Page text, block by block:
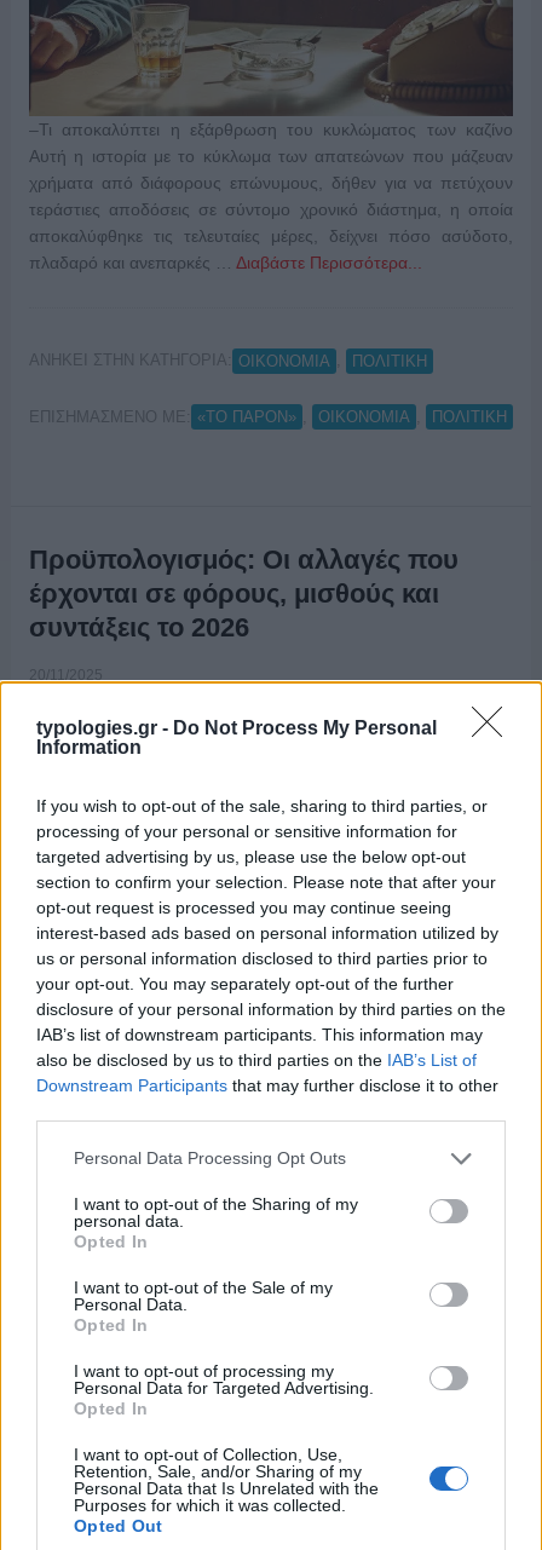
typologies.gr - Do Not Process My Personal
Information
If you wish to opt-out of the sale, sharing to third parties, or
processing of your personal or sensitive information for
targeted advertising by us, please use the below opt-out
section to confirm your selection. Please note that after your
opt-out request is processed you may continue seeing
interest-based ads based on personal information utilized by
us or personal information disclosed to third parties prior to
your opt-out. You may separately opt-out of the further
disclosure of your personal information by third parties on the
IAB’s list of downstream participants. This information may
also be disclosed by us to third parties on the IAB’s List of
Downstream Participants that may further disclose it to other
Please note that this website/app uses one or more Google
not limited to your visit or usage behaviour. You may click to
grant or deny consent to Google and its third-party tags to
use your data for below specified purposes in below Google
consent section.
Personal Data Processing Opt Outs
I want to opt-out of the Sharing of my
personal data.
Opted In
I want to opt-out of the Sale of my
Personal Data.
Opted In
I want to opt-out of processing my
Personal Data for Targeted Advertising.
Opted In
I want to opt-out of Collection, Use,
Retention, Sale, and/or Sharing of my
Personal Data that Is Unrelated with the
Purposes for which it was collected.
Opted Out
–Τι αποκαλύπτει η εξάρθρωση του κυκλώματος των καζίνο
Αυτή η ιστορία με το κύκλωμα των απατεώνων που μάζευαν
χρήματα από διάφορους επώνυμους, δήθεν για να πετύχουν
τεράστιες αποδόσεις σε σύντομο χρονικό διάστημα, η οποία
αποκαλύφθηκε τις τελευταίες μέρες, δείχνει πόσο ασύδοτο,
πλαδαρό και ανεπαρκές … Διαβάστε Περισσότερα...
ΑΝΗΚΕΙ ΣΤΗΝ ΚΑΤΗΓΟΡΙΑ: ΟΙΚΟΝΟΜΙΑ ΠΟΛΙΤΙΚΗ
ΕΠΙΣΗΜΑΣΜΕΝΟ ΜΕ: «ΤΟ ΠΑΡΟΝ» ΟΙΚΟΝΟΜΙΑ ΠΟΛΙΤΙΚΗ
Προϋπολογισμός: Οι αλλαγές που
έρχονται σε φόρους, μισθούς και
συντάξεις το 2026
20/11/2025
Στη Βουλή Κατατέθηκε το σχέδιο του προϋπολογισμού για το
2026 σε πλήρως άυλη μορφή απο τον Υπουργό Εθνικής
συνοδευόμενο από τον Υφυπουργό Θάνο Πετραλιά. Στην
εισηγητική έκθεση, σε ένα διεθνές περιβάλλον που εξακολουθεί
να διέπεται από γεωπολιτική …
Διαβάστε Περισσότερα...
ΑΝΗΚΕΙ ΣΤΗΝ ΚΑΤΗΓΟΡΙΑ:
ΕΠΙΣΗΜΑΣΜΕΝΟ ΜΕ: ΟΙΚΟΝΟΜΙΑ , ΠΡΟΫΠΟΛΟΓΙΣΜΟΣ
Ρύθμιση δανείων σε ελβετικό φράγκο